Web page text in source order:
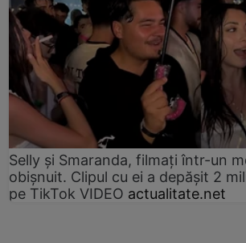
Selly și Smaranda, filmați într-un
obișnuit. Clipul cu ei a depășit 2
pe TikTok VIDEO actualitate.net